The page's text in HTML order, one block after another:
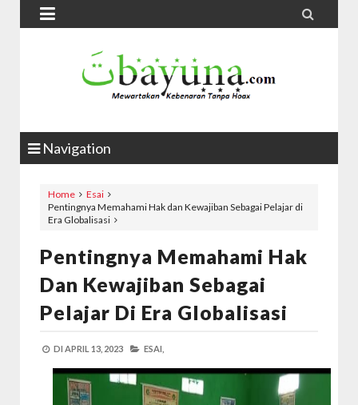
 
Navigation
Home
Esai
Pentingnya Memahami Hak dan Kewajiban Sebagai Pelajar di
Era Globalisasi
Pentingnya Memahami Hak
Dan Kewajiban Sebagai
Pelajar Di Era Globalisasi
DI APRIL 13, 2023 ESAI,